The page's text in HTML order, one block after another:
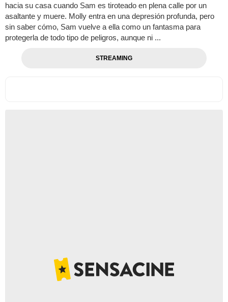
hacia su casa cuando Sam es tiroteado en plena calle por un
asaltante y muere. Molly entra en una depresión profunda, pero
sin saber cómo, Sam vuelve a ella como un fantasma para
protegerla de todo tipo de peligros, aunque ni ...
STREAMING